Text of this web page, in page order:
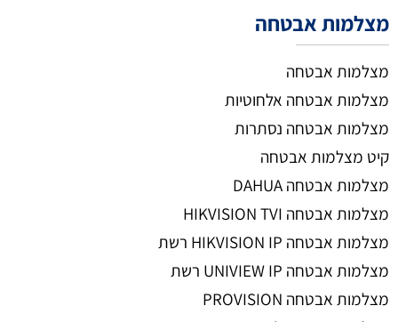
מצלמות אבטחה
מצלמות אבטחה
מצלמות אבטחה אלחוטיות
מצלמות אבטחה נסתרות
קיט מצלמות אבטחה
מצלמות אבטחה DAHUA
מצלמות אבטחה HIKVISION TVI
מצלמות אבטחה HIKVISION IP רשת
מצלמות אבטחה UNIVIEW IP רשת
מצלמות אבטחה PROVISION